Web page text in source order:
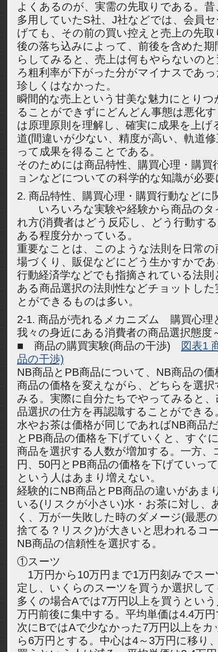
よくあるのが、実需の先取りである。
多用していたS社、J社などでは、会員
げても、その前の買い控えと売上の先
後の落ち込みによって、前後を含めた
らしてみると、売上は何もやらないの
ろ粗利率が下がった分がマイナスであ
珍しくはなかった。
瞬間的な売上という甘美な魅力にとり
ることができずにどんどん事態は悪化
は原理原則を理解し、確実に成果を上
道(間違いが少ない、精度が高い、軌道
って成果を得ることである。
そのためには商品特性、購買心理・購買
ョンなどについての科学的な知識が必
2. 商品特性、購買心理・購買行動などに
いろいろな実験や経験から商品のタ
れ方(消費者はどう反応し、どう行動す
ある程度分かっている。
重要なことは、このような法則を日常
場づくり、販促などにどう生かすかで
行動経済学などでも指摘されている法則
ある商品選択の法則性などチョットし
とができるものは多い。
2-1. 商品が売れるメカニズム 購買心
我々の身近にある消費者の商品選
■ 商品の購買実験(商品の干渉)
図表1
品の干渉)
NB商品とPB商品について、NB商品の
商品の価格を変えながら、どちらを選
みる。実際に自分たちでやってみると
品選択の仕方を再認識することができる
水やお茶は価格が同じであればNB商品
とPB商品の価格を下げていくと、すぐ
商品を選択する人数が増加する。一方、
円、50円とPB商品の価格を下げていっ
という人はあまり増えない。
経験的にNB商品とPB商品の違いがあま
いる(リスクが小さい)水・お茶に対し、
く、万が一失敗した時のダメージ(最悪
捨てる？リスク)が大きいと思われるコ
NB商品の信頼性を選択する。
①スーツ
1万円から10万円まで1万円刻みでス
定し、いくらのスーツを買うか選択し
多くの場合Aでは7万円以上を買うとい
万円前後に集中する。平均単価は4.4万
次にBではAで少なかった7万円以上をカ
ら6万円とする。中心は4～3万円に移り